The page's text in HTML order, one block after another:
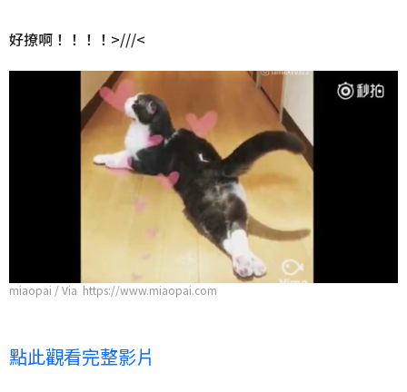
好撩啊！！！！>///<
miaopai / Via https://www.miaopai.com
點此觀看完整影片